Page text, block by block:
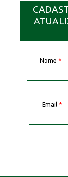
Nome *
Email *